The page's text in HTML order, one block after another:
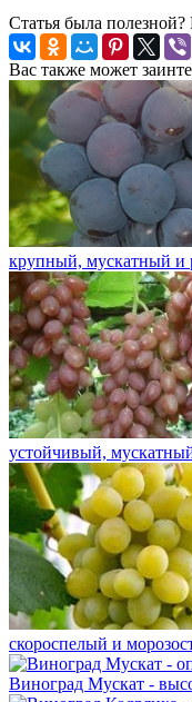
Статья была полезной?
Вас также может
крупный, мускатный и
устойчивый,
скороспелый и
Виноград Мускат -